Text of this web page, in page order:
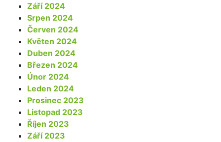
Září 2024
Srpen 2024
Červen 2024
Květen 2024
Duben 2024
Březen 2024
Únor 2024
Leden 2024
Prosinec 2023
Listopad 2023
Říjen 2023
Září 2023